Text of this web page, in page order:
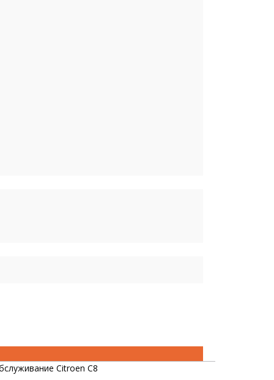
Citroen C8